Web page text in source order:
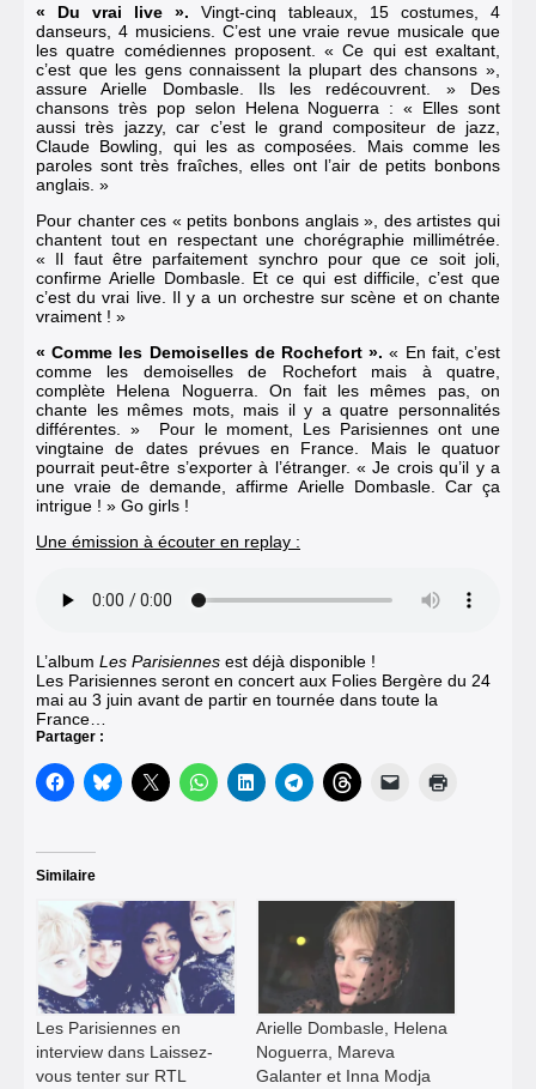
« Du vrai live ». Vingt-cinq tableaux, 15 costumes, 4
danseurs, 4 musiciens. C’est une vraie revue musicale que
les quatre comédiennes proposent. « Ce qui est exaltant,
c’est que les gens connaissent la plupart des chansons »,
assure Arielle Dombasle. Ils les redécouvrent. » Des
chansons très pop selon Helena Noguerra : « Elles sont
aussi très jazzy, car c’est le grand compositeur de jazz,
Claude Bowling, qui les as composées. Mais comme les
paroles sont très fraîches, elles ont l’air de petits bonbons
anglais. »
Pour chanter ces « petits bonbons anglais », des artistes qui
chantent tout en respectant une chorégraphie millimétrée.
« Il faut être parfaitement synchro pour que ce soit joli,
confirme Arielle Dombasle. Et ce qui est difficile, c’est que
c’est du vrai live. Il y a un orchestre sur scène et on chante
vraiment ! »
« Comme les Demoiselles de Rochefort ». « En fait, c’est
comme les demoiselles de Rochefort mais à quatre,
complète Helena Noguerra. On fait les mêmes pas, on
chante les mêmes mots, mais il y a quatre personnalités
différentes. » Pour le moment, Les Parisiennes ont une
vingtaine de dates prévues en France. Mais le quatuor
pourrait peut-être s’exporter à l’étranger. « Je crois qu’il y a
une vraie de demande, affirme Arielle Dombasle. Car ça
intrigue ! » Go girls !
Une émission à écouter en replay :
L’album Les Parisiennes est déjà disponible !
Les Parisiennes seront en concert aux Folies Bergère du 24
mai au 3 juin avant de partir en tournée dans toute la
France…
Partager :
Similaire
Les Parisiennes en
interview dans Laissez-
vous tenter sur RTL
Arielle Dombasle, Helena
Noguerra, Mareva
Galanter et Inna Modja